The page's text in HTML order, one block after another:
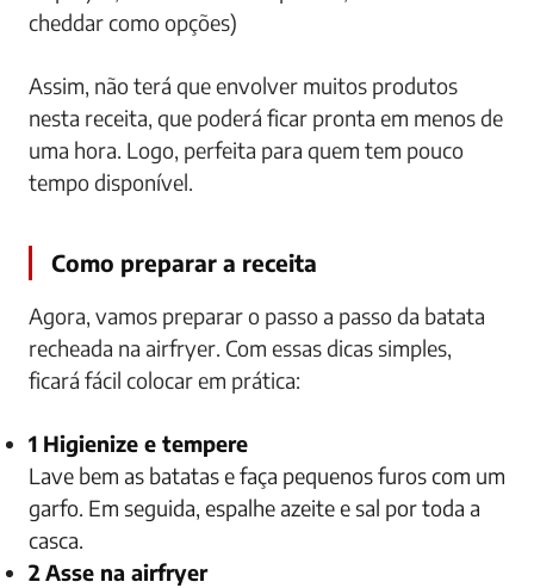
cheddar como opções)
Assim, não terá que envolver muitos produtos
nesta receita, que poderá ficar pronta em menos de
uma hora. Logo, perfeita para quem tem pouco
tempo disponível.
Como preparar a receita
Agora, vamos preparar o passo a passo da batata
recheada na airfryer. Com essas dicas simples,
ficará fácil colocar em prática:
1 Higienize e tempere
Lave bem as batatas e faça pequenos furos com um
garfo. Em seguida, espalhe azeite e sal por toda a
casca.
2Asse na airfryer